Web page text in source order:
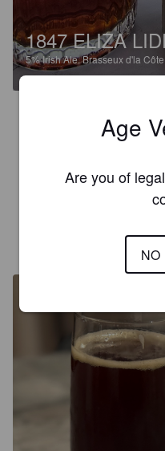
1847 ELIZA
5%Irish Ale.Brasseux d'la
Nez discrèt, broue
caramel discrèt, u e bonne
Mes j'aurais aimé un peu
Age
Are you of
NO